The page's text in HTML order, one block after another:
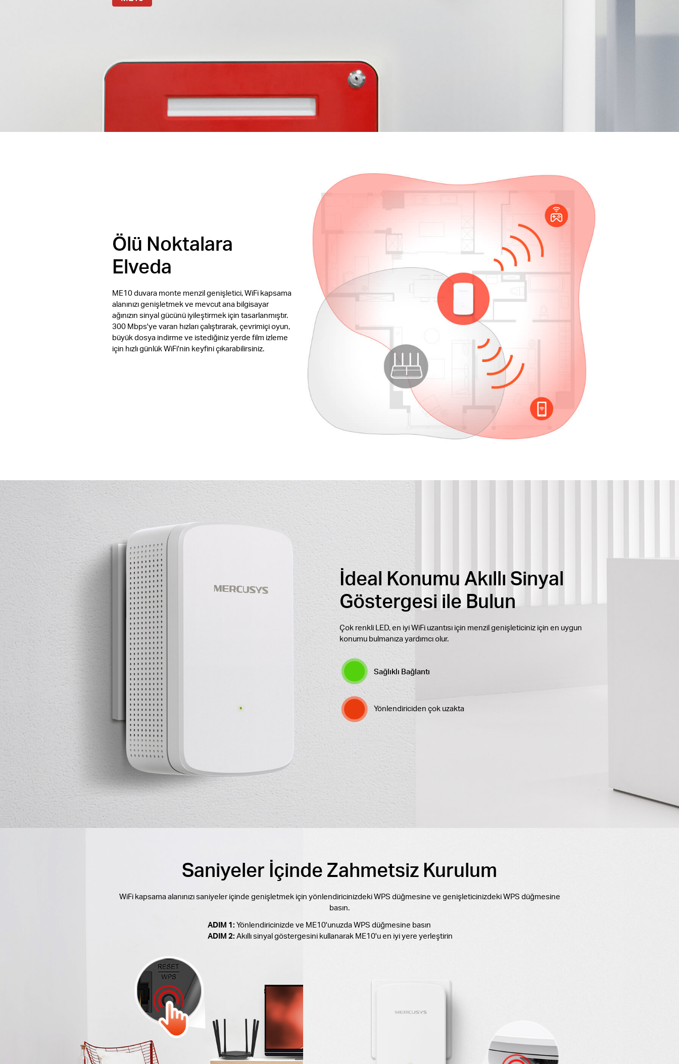
Ölü Noktalara
Elveda
ME10 duvara monte menzil genişletici, WiFi kapsama
alanınızı genişletmek ve mevcut ana bilgisayar
ağınızın sinyal gücünü iyileştirmek için tasarlanmıştır.
300 Mbps'ye varan hızları çalıştırarak, çevrimiçi oyun,
büyük dosya indirme ve istediğiniz yerde film izleme
için hızlı günlük WiFi'nin keyfini çıkarabilirsiniz.
İdeal Konumu Akıllı Sinyal
Göstergesi ile Bulun
Çok renkli LED, en iyi WiFi uzantısı için menzil genişleticiniz için en uygun
konumu bulmanıza yardımcı olur.
Sağlıklı Bağlantı
Yönlendiriciden çok uzakta
Saniyeler İçinde Zahmetsiz Kurulum
WiFi kapsama alanınızı saniyeler içinde genişletmek için yönlendiricinizdeki WPS düğmesine ve genişleticinizdeki WPS düğmesine
basın.
ADIM 1: Yönlendiricinizde ve ME10'unuzda WPS düğmesine basın
ADIM 2: Akıllı sinyal göstergesini kullanarak ME10'u en iyi yere yerleştirin